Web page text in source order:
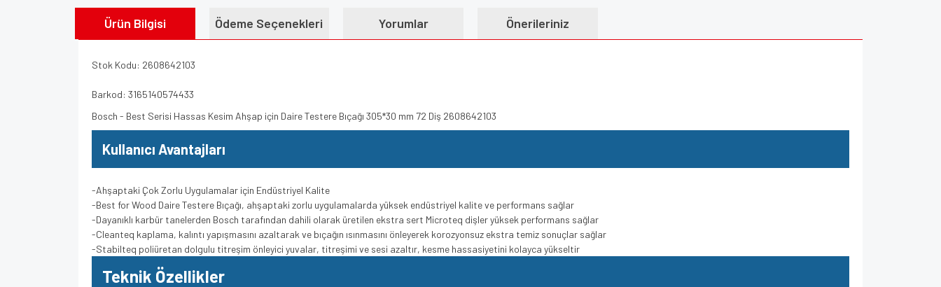
Ürün Bilgisi Ödeme Seçenekleri Yorumlar Önerileriniz
Stok Kodu: 2608642103
Barkod: 3165140574433
Bosch - Best Serisi Hassas Kesim Ahşap için Daire Testere Bıçağı 305*30 mm 72 Diş 2608642103
Kullanıcı Avantajları
-Ahşaptaki Çok Zorlu Uygulamalar için Endüstriyel Kalite
-Best for Wood Daire Testere Bıçağı, ahşaptaki zorlu uygulamalarda yüksek endüstriyel kalite ve performans sağlar
-Dayanıklı karbür tanelerden Bosch tarafından dahili olarak üretilen ekstra sert Microteq dişler yüksek performans sağlar
-Cleanteq kaplama, kalıntı yapışmasını azaltarak ve bıçağın ısınmasını önleyerek korozyonsuz ekstra temiz sonuçlar sağlar
-Stabilteq poliüretan dolgulu titreşim önleyici yuvalar, titreşimi ve sesi azaltır, kesme hassasiyetini kolayca yükseltir
Teknik Özellikler